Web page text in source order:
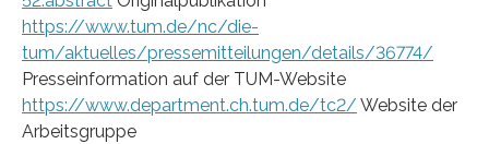
https://www.tum.de/nc/die-
tum/aktuelles/pressemitteilungen/details/36774/
Presseinformation auf der TUM-Website
https://www.department.ch.tum.de/tc2/ Website der
Arbeitsgruppe